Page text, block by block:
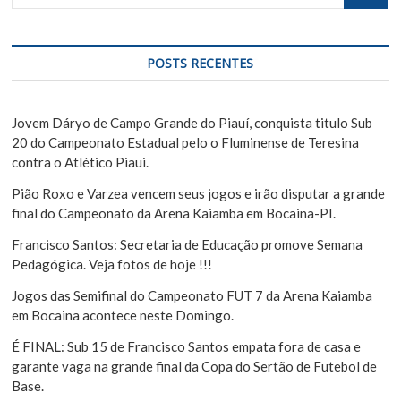
P
o
s
t
:
q
i
a
r
POSTS RECENTES
Jovem Dáryo de Campo Grande do Piauí, conquista titulo Sub
20 do Campeonato Estadual pelo o Fluminense de Teresina
contra o Atlético Piaui.
Pião Roxo e Varzea vencem seus jogos e irão disputar a grande
final do Campeonato da Arena Kaiamba em Bocaina-PI.
Francisco Santos: Secretaria de Educação promove Semana
Pedagógica. Veja fotos de hoje !!!
Jogos das Semifinal do Campeonato FUT 7 da Arena Kaiamba
em Bocaina acontece neste Domingo.
É FINAL: Sub 15 de Francisco Santos empata fora de casa e
garante vaga na grande final da Copa do Sertão de Futebol de
Base.